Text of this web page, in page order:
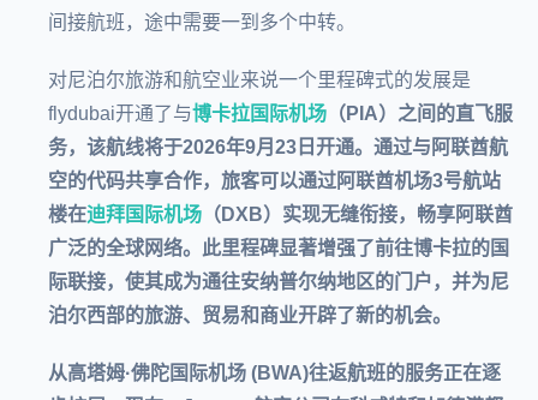
间接航班，途中需要一到多个中转。
对尼泊尔旅游和航空业来说一个里程碑式的发展是
flydubai开通了与博卡拉国际机场 （PIA）之间的直飞服
务，该航线将于2026年9月23日 开通。通过与阿联酋航
空的代码共享合作，旅客可以通过阿联酋机场3号航站
楼在迪拜国际机场 （DXB） 实现无缝衔接，畅享阿联酋
广泛的全球网络。此里程碑显著增强了前往博卡拉的国
际联接，使其成为通往安纳普尔纳地区的门户， 并为尼
泊尔西部的旅游、贸易和商业开辟了新的机会。
从高塔姆·佛陀国际机场 (BWA)往返航班的服务正在逐